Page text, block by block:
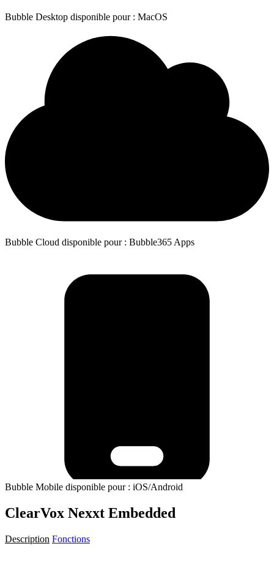
Bubble Desktop disponible pour : MacOS
Bubble Cloud disponible pour : Bubble365 Apps
Bubble Mobile disponible pour : iOS/Android
ClearVox Nexxt Embedded
Description Fonctions